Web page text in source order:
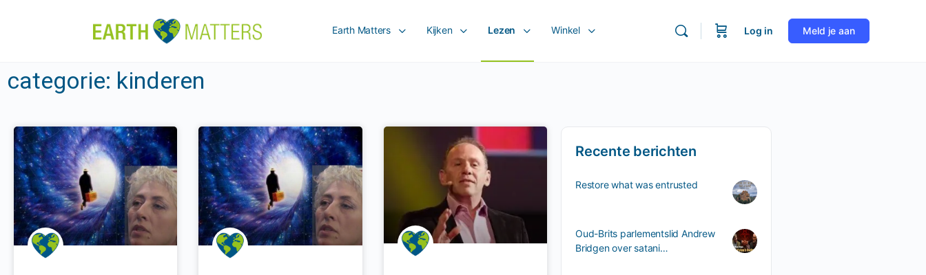
Earth Matters Kijken Lezen Winkel Log in Meld je aan
categorie: kinderen
Recente berichten
Restore what was entrusted
Oud-Brits parlementslid Andrew
Bridgen over satani…